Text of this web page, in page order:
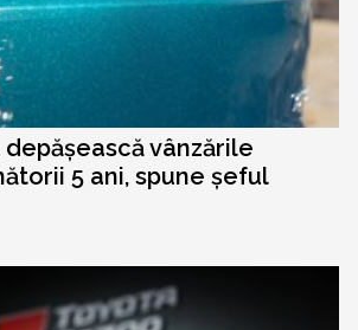
depășească vânzările
5 ani, spune șeful